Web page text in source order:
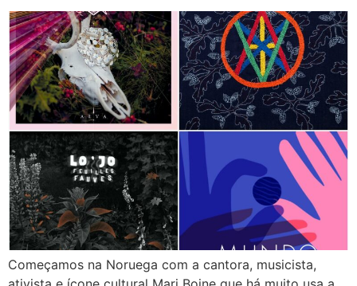
Começamos na Noruega com a cantora, musicista,